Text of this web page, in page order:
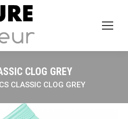
CLOG GREY
CLASSIC CLOG GREY